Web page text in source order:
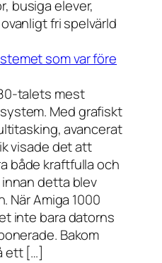
busiga elever,
fri spelvärld
som var före
talets mest
Med grafiskt
avancerat
visade det att
både kraftfulla och
detta blev
När Amiga 1000
inte bara datorns
Bakom
ett […]